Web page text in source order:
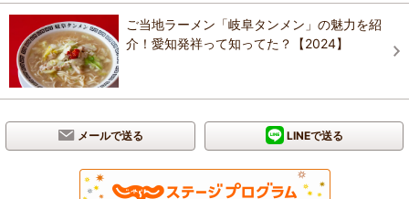
ご当地ラーメン「岐阜タンメン」の魅力を紹
介！愛知発祥って知ってた？【2024】
メールで送る LINEで送る